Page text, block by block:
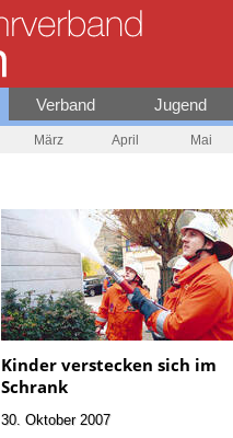
Verband Jugend
März April Mai
Kinder verstecken sich im
Schrank
30. Oktober 2007